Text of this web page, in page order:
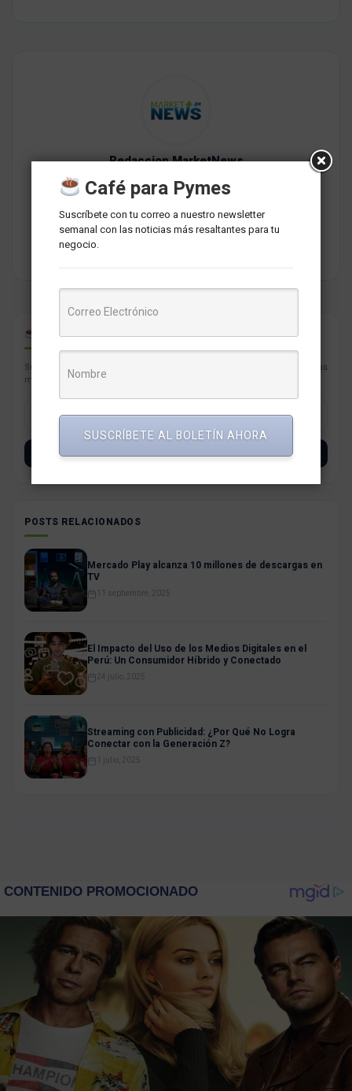
Redaccion MarketNews
Somos un medio de comunicación peruano cuyo objetivo es
brindar una selección de contenidos relevantes sobre
marketing, comunicaciones, liderazgo, tecnología y negocios
para PYMES esperando contribuir a su crecimiento.
CAFÉ PARA PYMES
Suscríbete con tu correo a nuestro newsletter semanal con las noticias
más resaltantes para tu negocio.
POSTS RELACIONADOS
Mercado Play alcanza 10 millones de descargas en
TV
11 septiembre, 2025
El Impacto del Uso de los Medios Digitales en el
Perú: Un Consumidor Híbrido y Conectado
24 julio, 2025
Streaming con Publicidad: ¿Por Qué No Logra
Conectar con la Generación Z?
1 julio, 2025
Café para Pymes
Suscríbete con tu correo a nuestro newsletter
semanal con las noticias más resaltantes para tu
negocio.
SUSCRÍBETE AL BOLETÍN AHORA